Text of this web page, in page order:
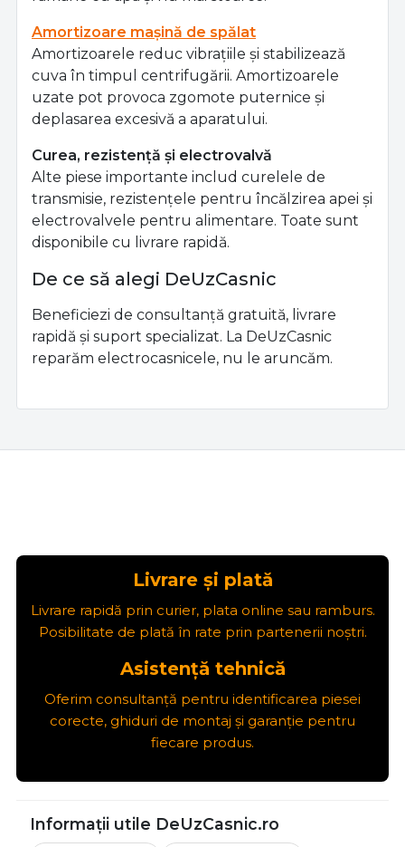
Amortizoare mașină de spălat
Amortizoarele reduc vibrațiile și stabilizează
cuva în timpul centrifugării. Amortizoarele
uzate pot provoca zgomote puternice și
deplasarea excesivă a aparatului.
Curea, rezistență și electrovalvă
Alte piese importante includ curelele de
transmisie, rezistențele pentru încălzirea apei și
electrovalvele pentru alimentare. Toate sunt
disponibile cu livrare rapidă.
De ce să alegi DeUzCasnic
Beneficiezi de consultanță gratuită, livrare
rapidă și suport specializat. La DeUzCasnic
reparăm electrocasnicele, nu le aruncăm.
Livrare și plată
Livrare rapidă prin curier, plata online sau ramburs.
Posibilitate de plată în rate prin partenerii noștri.
Asistență tehnică
Oferim consultanță pentru identificarea piesei
corecte, ghiduri de montaj și garanție pentru
fiecare produs.
Informații utile DeUzCasnic.ro